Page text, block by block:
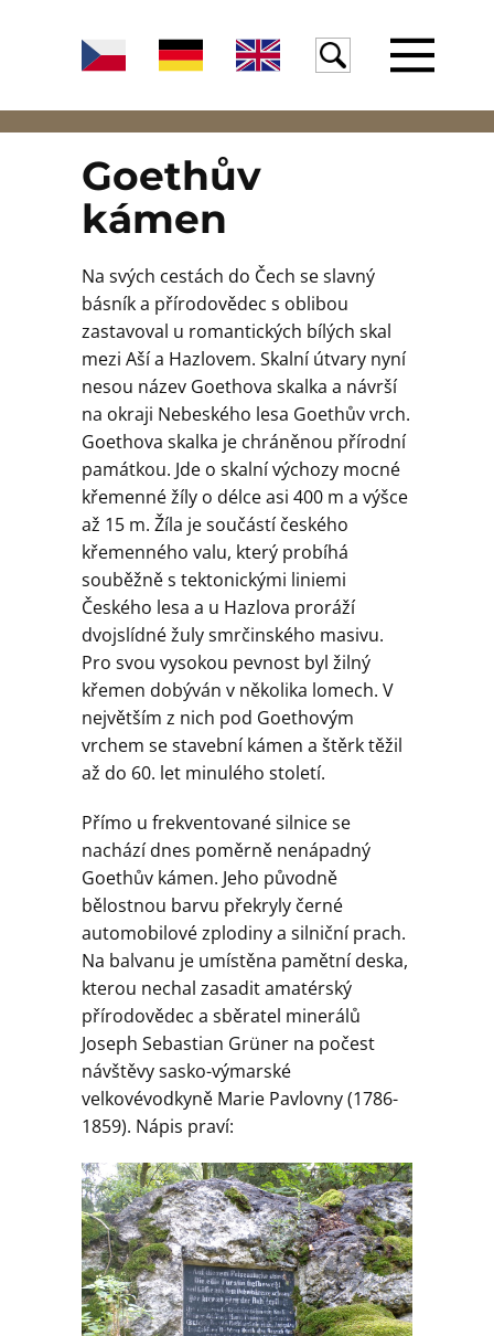
Geologie
Kontakt
Goethův
kámen
Na svých cestách do Čech se slavný
básník a přírodovědec s oblibou
zastavoval u romantických bílých skal
mezi Aší a Hazlovem. Skalní útvary nyní
nesou název Goethova skalka a návrší
na okraji Nebeského lesa Goethův vrch.
Goethova skalka je chráněnou přírodní
památkou. Jde o skalní výchozy mocné
křemenné žíly o délce asi 400 m a výšce
až 15 m. Žíla je součástí českého
křemenného valu, který probíhá
souběžně s tektonickými liniemi
Českého lesa a u Hazlova proráží
dvojslídné žuly smrčinského masivu.
Pro svou vysokou pevnost byl žilný
křemen dobýván v několika lomech. V
největším z nich pod Goethovým
vrchem se stavební kámen a štěrk těžil
až do 60. let minulého století.
Přímo u frekventované silnice se
nachází dnes poměrně nenápadný
Goethův kámen. Jeho původně
bělostnou barvu překryly černé
automobilové zplodiny a silniční prach.
Na balvanu je umístěna pamětní deska,
kterou nechal zasadit amatérský
přírodovědec a sběratel minerálů
Joseph Sebastian Grüner na počest
návštěvy sasko-výmarské
velkovévodkyně Marie Pavlovny (1786-
1859). Nápis praví: